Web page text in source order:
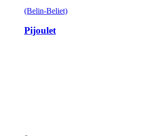
(Belin-Beliet)
Pijoulet